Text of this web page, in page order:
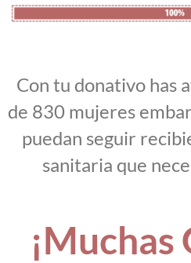
Con tu donativo has
de 830 mujeres
puedan seguir
sanitaria que
¡Muchas